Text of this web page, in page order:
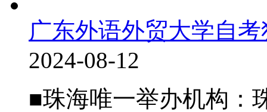
广东外语外贸大学自
2024-08-12
■珠海唯一举办机构：